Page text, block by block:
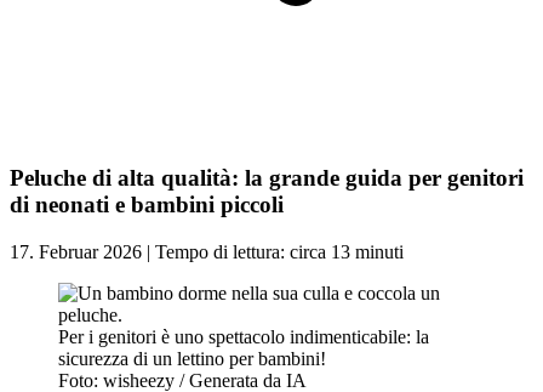
Peluche di alta qualità: la grande guida per genitori
di neonati e bambini piccoli
17. Februar 2026 | Tempo di lettura: circa 13 minuti
Per i genitori è uno spettacolo indimenticabile: la
sicurezza di un lettino per bambini!
Foto: wisheezy / Generata da IA